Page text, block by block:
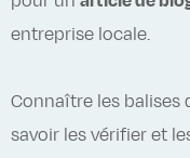
entreprise locale.
Connaître les balises
savoir les vérifier et